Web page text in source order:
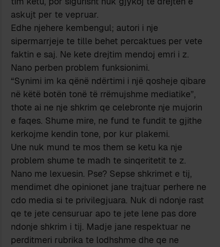
askujt per te vepruar.
Edhe njehere kembengul; autori i nje
sipermarrjeje te tille behet percaktues per vete
faktin e saj. Ne kete drejtim mendoj emri i z.
Nano perben problem funksionimi.
“Synimi im ka qënë ndërtimi i një qosheje qibare
në këtë botën tonë të rrëmujshme mediatike”,
thote ai ne nje shkrim qe celebronte nje mujorin
e faqes. Shume mire, ne fund te fundit te gjithe
kerkojme kendin tone, por kur plakemi.
Une nuk mund te mos them se ketu ka nje
problem shume te madh te sinqeritetit te z.
Nano me lexuesin. Pse? Sepse shkrimet e tij,
mendimet dhe opinionet jane trajtuar perhere ne
cdo media si te privilegjuara. Nuk di ndonje rast
qe te jete censuruar apo te jete lene pas dore
ndonje shkrim i tij. Madje jane respektuar ne
perditmeri rubrika te lodhshme dhe qe ne